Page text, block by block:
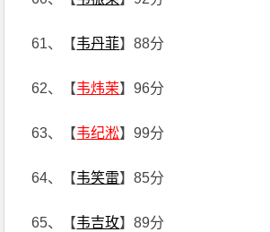
61、【韦丹菲】88分
62、【韦炜茉】96分
63、【韦纪淞】99分
64、【韦笑雷】85分
65、【韦吉玫】89分